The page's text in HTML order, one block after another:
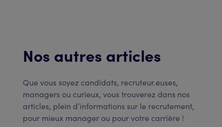
Nos autres articles
Que vous soyez candidats, recruteur.euses,
managers ou curieux, vous trouverez dans nos
articles, plein d’informations sur le recrutement,
pour mieux manager ou pour votre carrière !